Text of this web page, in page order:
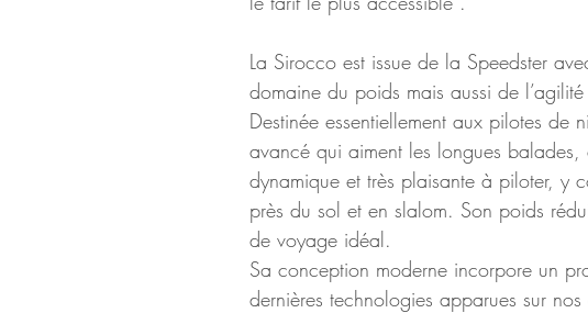
La Sirocco est issue de la Speedster
domaine du poids mais aussi de
Destinée essentiellement aux pilotes de
avancé qui aiment les longues balades,
dynamique et très plaisante à piloter, y
près du sol et en slalom. Son poids
de voyage idéal.
Sa conception moderne incorpore un
dernières technologies apparues sur